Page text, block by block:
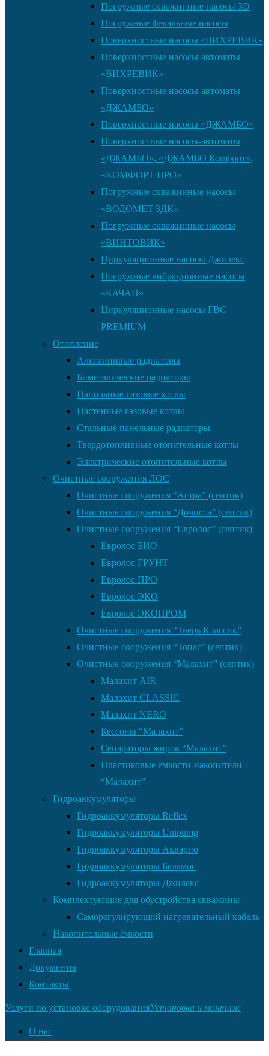
Погружные скважинные насосы 3D
Погружные фекальные насосы
Поверхностные насосы «ВИХРЕВИК»
Поверхностные насосы-автоматы
«ВИХРЕВИК»
Поверхностные насосы-автоматы
«ДЖАМБО»
Поверхностные насосы «ДЖАМБО»
Поверхностные насосы-автоматы
«ДЖАМБО», «ДЖАМБО Комфорт»,
«КОМФОРТ ПРО»
Погружные скважинные насосы
«ВОДОМЕТ 3ДК»
Погружные скважинные насосы
«ВИНТОВИК»
Циркуляционные насосы Джилекс
Погружные вибрационные насосы
«КАЧАН»
Циркуляционные насосы ГВС
PREMIUM
Отопление
Алюминивые радиаторы
Биметалические радиаторы
Напольные газовые котлы
Настенные газовые котлы
Стальные панельные радиаторы
Твердотопливные отопительные котлы
Электрические отопительные котлы
Очистные сооружения ЛОС
Очистные сооружения “Астра” (септик)
Очистные сооружения “Дочиста” (септик)
Очистные сооружения “Евролос” (септик)
Евролос БИО
Евролос ГРУНТ
Евролос ПРО
Евролос ЭКО
Евролос ЭКОПРОМ
Очистные сооружения “Тверь Классик”
Очистные сооружения “Топас” (септик)
Очистные сооружения “Малахит” (септик)
Малахит AIR
Малахит CLASSIC
Малахит NERO
Кессоны “Малахит”
Сепараторы жиров “Малахит”
Пластиковые емкости-накопители
“Малахит”
Гидроаккумуляторы
Гидроаккумуляторы Reflex
Гидроаккумуляторы Unipump
Гидроаккумуляторы Акварио
Гидроаккумуляторы Беламос
Гидроаккумуляторы Джилекс
Комплектующие для обустройства скважины
Саморегулирующий нагревательный кабель
Накопительные ёмкости
Главная
Документы
Контакты
Услуги по установке оборудованияУстановка и монтаж
О нас